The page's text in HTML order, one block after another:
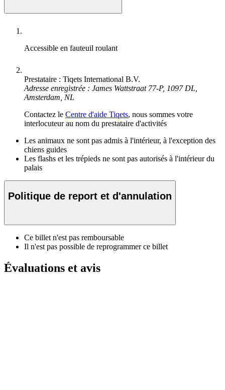
Accessible en fauteuil roulant
Prestataire : Tiqets International B.V.
Adresse enregistrée : James Wattstraat 77-P, 1097 DL,
Amsterdam, NL
Contactez le Centre d'aide Tiqets, nous sommes votre
interlocuteur au nom du prestataire d'activités
Les animaux ne sont pas admis à l'intérieur, à l'exception des
chiens guides
Les flashs et les trépieds ne sont pas autorisés à l'intérieur du
palais
Politique de report et d'annulation
Ce billet n'est pas remboursable
Il n'est pas possible de reprogrammer ce billet
Évaluations et avis